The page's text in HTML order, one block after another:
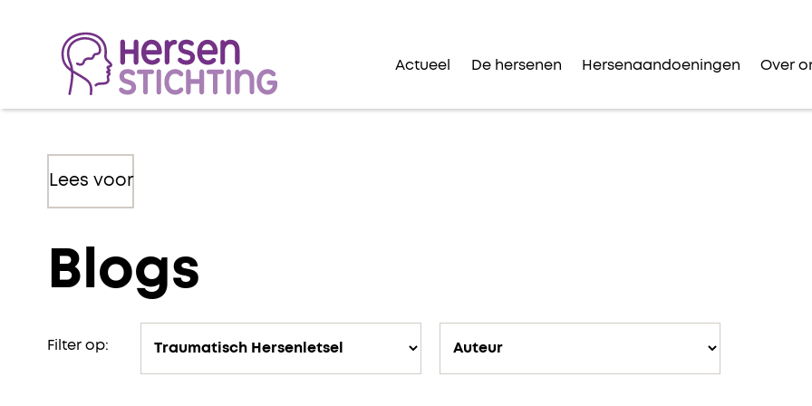
Actueel De hersenen Hersenaandoeningen Over
Lees voor
Blogs
Filter op: